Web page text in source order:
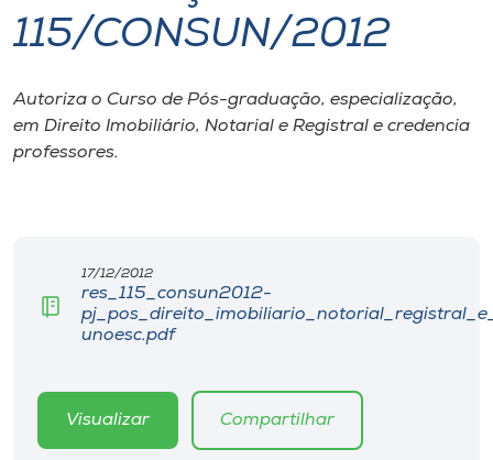
I.nova
Diplomados
Biblioteca
Rádio
115/CONSUN/2012
Autoriza o Curso de Pós-graduação, especialização,
em Direito Imobiliário, Notarial e Registral e credencia
professores.
17/12/2012
res_115_consun2012-
unoesc.pdf
Visualizar Compartilhar